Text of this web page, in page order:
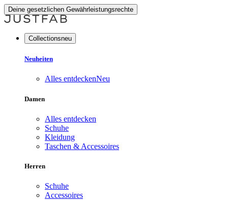
Deine gesetzlichen Gewährleistungsrechte
Collectionsneu
Neuheiten
Alles entdeckenNeu
Damen
Alles entdecken
Schuhe
Kleidung
Taschen & Accessoires
Herren
Schuhe
Accessoires